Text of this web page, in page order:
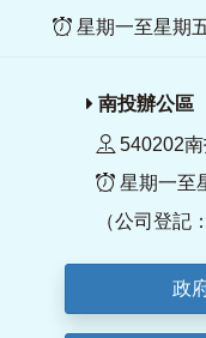
星期一至星期
南投辦公區
540202
星期一至
（公司登記
政